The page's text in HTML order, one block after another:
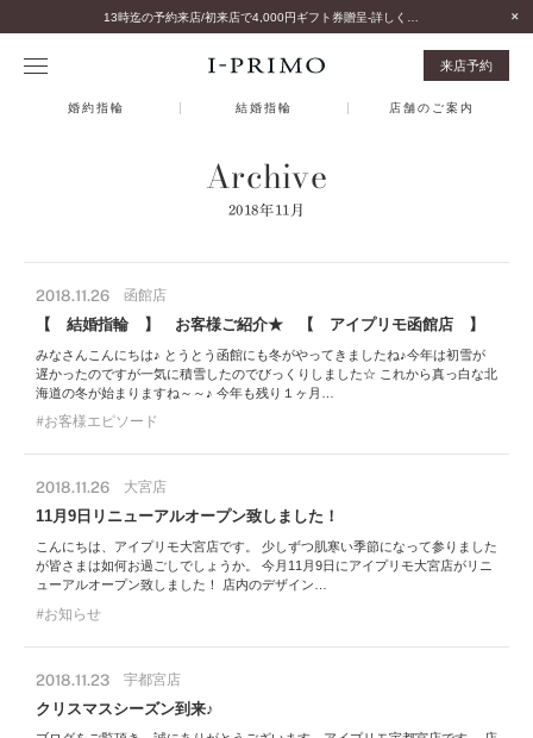
来店予約
婚約指輪 結婚指輪 店舗のご案内
Archive
2018年11月
2018.11.26 函館店
【 結婚指輪 】 お客様ご紹介★ 【 アイプリモ函館店 】
みなさんこんにちは♪ とうとう函館にも冬がやってきましたね♪今年は初雪が
遅かったのですが一気に積雪したのでびっくりしました☆ これから真っ白な北
海道の冬が始まりますね～～♪ 今年も残り１ヶ月…
お客様エピソード
2018.11.26 大宮店
11月9日リニューアルオープン致しました！
こんにちは、アイプリモ大宮店です。 少しずつ肌寒い季節になって参りました
が皆さまは如何お過ごしでしょうか。 今月11月9日にアイプリモ大宮店がリニ
ューアルオープン致しました！ 店内のデザイン…
お知らせ
2018.11.23 宇都宮店
クリスマスシーズン到来♪